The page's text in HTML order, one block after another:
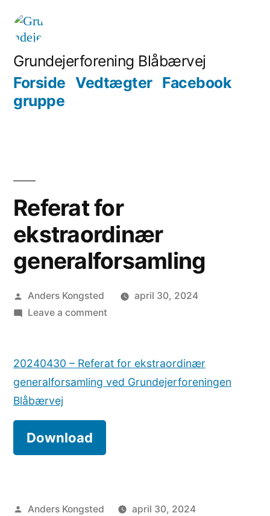
Skip
content
Grundejerforening Blåbærvej
Forside Vedtægter Facebook
gruppe
Referat for
ekstraordinær
generalforsamling
Posted
by
Anders Kongsted
april 30, 2024
Leave a commenton
ekstraordinær
generalforsamling
20240430 – Referat for ekstraordinær
generalforsamling ved Grundejerforeningen
Blåbærvej
Download
Posted
Anders Kongsted
april 30, 2024